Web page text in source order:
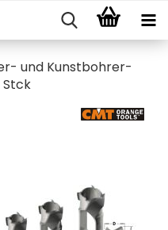
und Kunstbohrer-
Stck